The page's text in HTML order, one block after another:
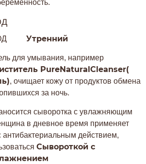
Утренний
для умывания, например
PureNaturalCleanser(
, очищает кожу от продуктов обмена
за ночь.
сыворотка с увлажняющим
в дневное время применяет
антибактериальным действием,
Сывороткой с